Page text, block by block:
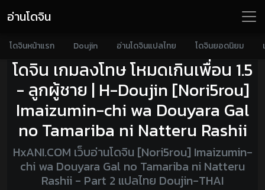
อ่านโดจิน
โดจินหน้าแรก Doujin อ่านโดจินแปลไทย โดจินยอดนิยม
โดจิน เกมลงโทษ โหมดเกินเพื่อน 1.5
- ลูกผู้ชาย | H-Doujin [Nori5rou]
Imaizumin-chi wa Douyara Gal
no Tamariba ni Natteru Rashii
HxANI.COM เว็บอ่านโดจิน [Nori5rou] Imaizumin-
chi wa Douyara Gal no Tamariba ni Natteru
Rashii - Part 2 แปลไทย Doujin-THAI